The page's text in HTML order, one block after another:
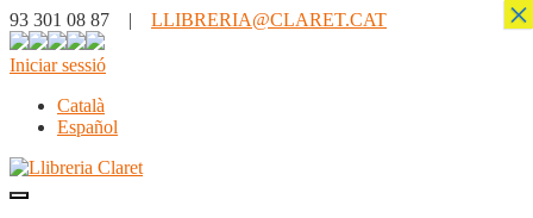
93 301 08 87 | LLIBRERIA@CLARET.CAT
Iniciar sessió
Català
Español
×